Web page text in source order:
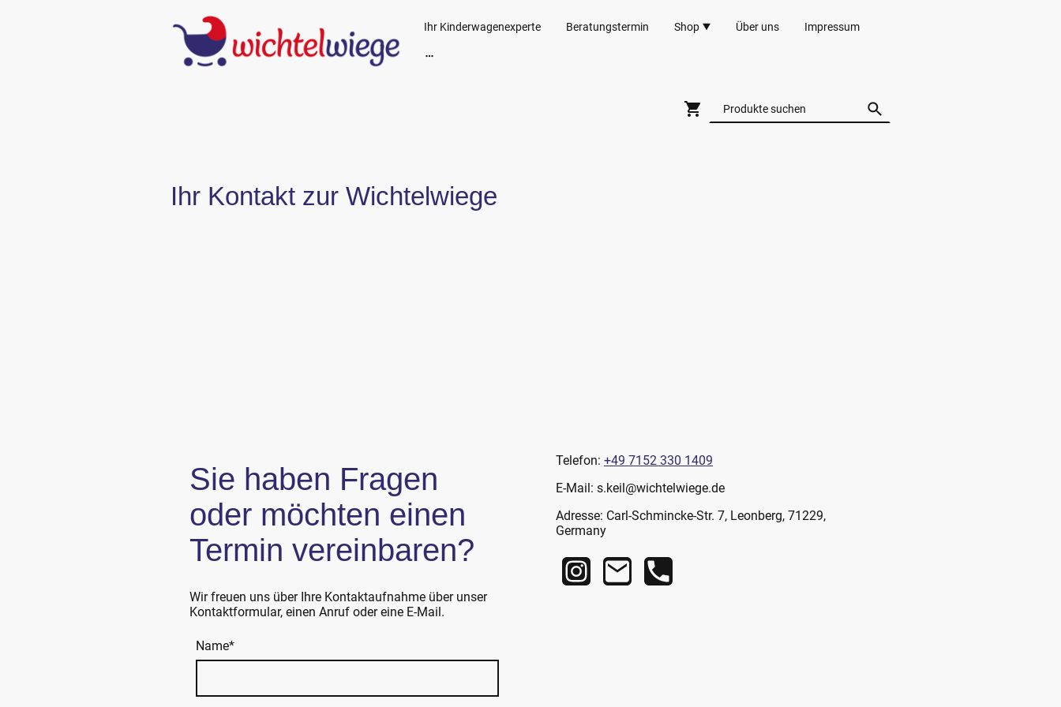
Ihr Kinderwagenexperte Beratungstermin Shop Über uns Impressum
Ihr Kontakt zur Wichtelwiege
Sie haben Fragen
oder möchten einen
Termin vereinbaren?
Wir freuen uns über Ihre Kontaktaufnahme über unser
Kontaktformular, einen Anruf oder eine E-Mail.
Name*
Telefon: +49 7152 330 1409
E-Mail: s.keil@wichtelwiege.de
Adresse: Carl-Schmincke-Str. 7, Leonberg, 71229,
Germany